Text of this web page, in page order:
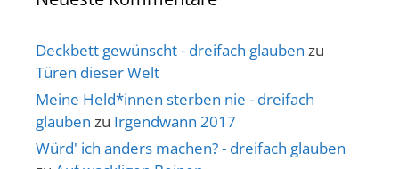
Deckbett gewünscht - dreifach glauben zu
Türen dieser Welt
Meine Held*innen sterben nie - dreifach
glauben zu Irgendwann 2017
Würd' ich anders machen? - dreifach glauben